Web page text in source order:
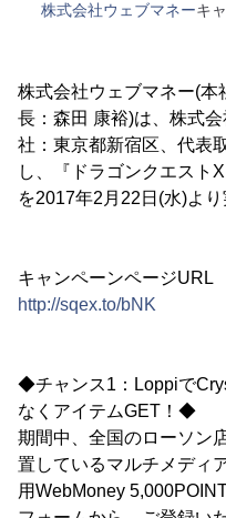
株式会社ウェブマネーキ
株式会社ウェブマネー(本
長：森田 康裕)は、株式
社：東京都新宿区、代表
し、『ドラゴンクエスト
を2017年2月22日(水)より
キャンペーンページURL
http://sqex.to/bNK
◆チャンス1：Loppiで
なくアイテムGET！◆
期間中、全国のローソン
置しているマルチメディ
用WebMoney